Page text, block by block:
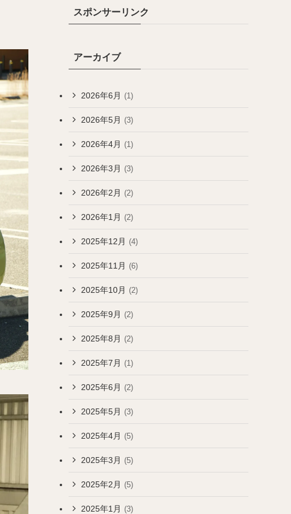
スポンサーリンク
アーカイブ
2026年6月 (1)
2026年5月 (3)
2026年4月 (1)
2026年3月 (3)
2026年2月 (2)
2026年1月 (2)
2025年12月 (4)
2025年11月 (6)
2025年10月 (2)
2025年9月 (2)
2025年8月 (2)
2025年7月 (1)
2025年6月 (2)
2025年5月 (3)
2025年4月 (5)
2025年3月 (5)
2025年2月 (5)
2025年1月 (3)